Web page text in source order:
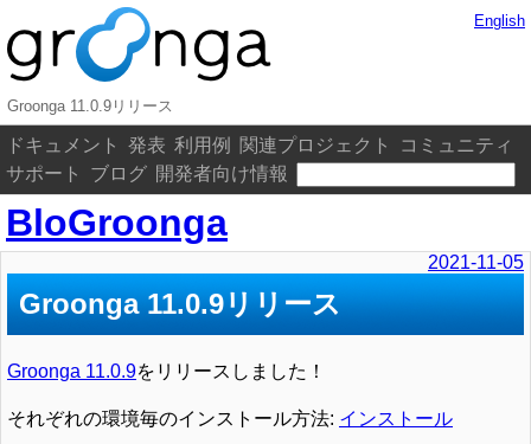
Groonga 11.0.9リリース
ドキュメント 発表 利用例 関連プロジェクト
コミュニティ
サポート
ブログ 開発者向け情報
English
BloGroonga
2021-11-05
Groonga 11.0.9リリース
Groonga 11.0.9をリリースしました！
それぞれの環境毎のインストール方法: インストール